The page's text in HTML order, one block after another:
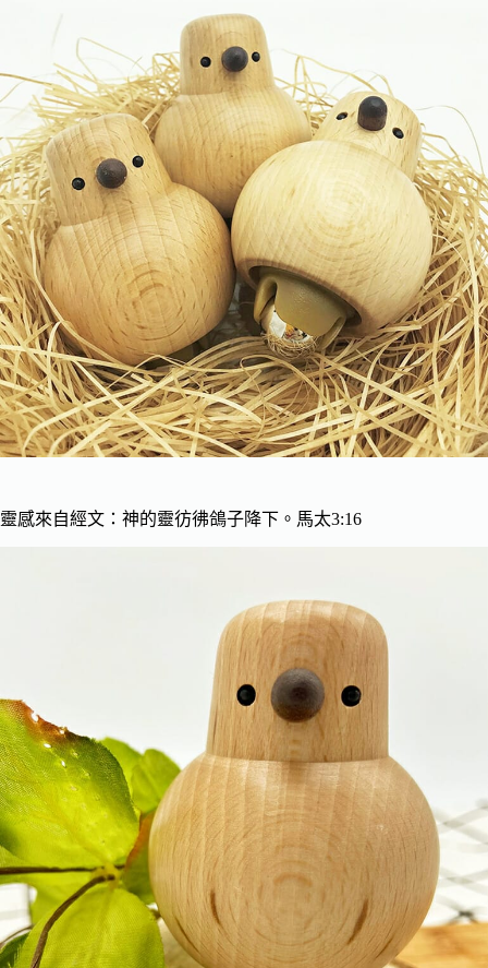
靈感來自經文：神的靈彷彿鴿子降下。馬太3:16